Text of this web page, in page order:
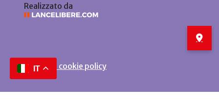
Realizzato da
Privacy e cookie policy
IT